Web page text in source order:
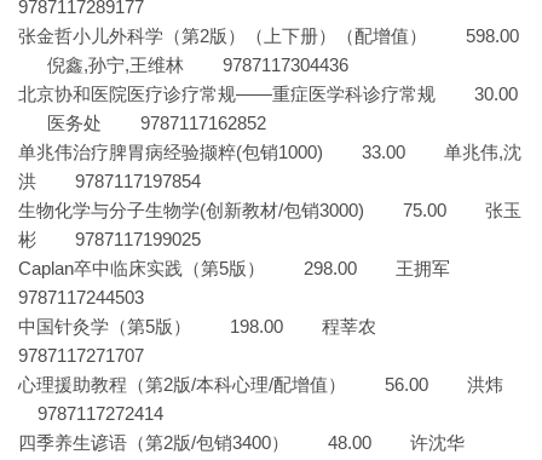
9787117289177
张金哲小儿外科学（第2版）（上下册）（配增值） 598.00
倪鑫,孙宁,王维林 9787117304436
北京协和医院医疗诊疗常规——重症医学科诊疗常规 30.00
医务处 9787117162852
单兆伟治疗脾胃病经验撷粹(包销1000) 33.00 单兆伟,沈
洪 9787117197854
生物化学与分子生物学(创新教材/包销3000) 75.00 张玉
彬 9787117199025
Caplan卒中临床实践（第5版） 298.00 王拥军
9787117244503
中国针灸学（第5版） 198.00 程莘农
9787117271707
心理援助教程（第2版/本科心理/配增值） 56.00 洪炜
9787117272414
四季养生谚语（第2版/包销3400） 48.00 许沈华